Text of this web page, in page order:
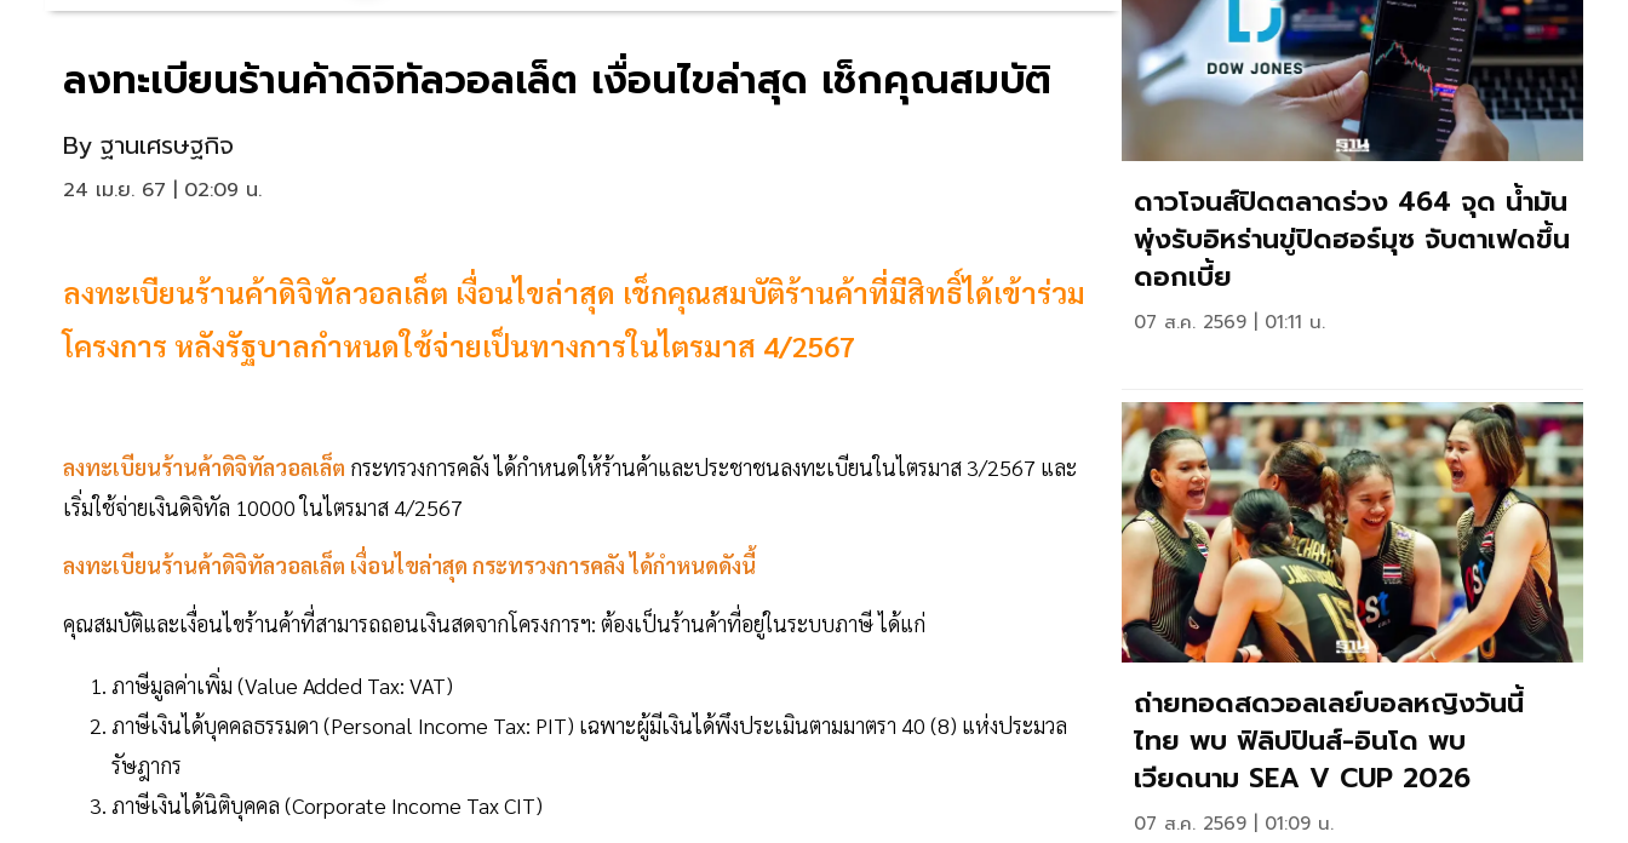
ลงทะเบียนร้านค้าดิจิทัลวอลเล็ต เงื่อนไขล่าสุด เช็กคุณสมบัติ
By ฐานเศรษฐกิจ
24 เม.ย. 67 | 02:09 น.
ลงทะเบียนร้านค้าดิจิทัลวอลเล็ต เงื่อนไขล่าสุด เช็กคุณสมบัติร้านค้าที่มีสิทธิ์ได้เข้าร่วม
โครงการ หลังรัฐบาลกำหนดใช้จ่ายเป็นทางการในไตรมาส 4/2567
ลงทะเบียนร้านค้าดิจิทัลวอลเล็ต กระทรวงการคลัง ได้กำหนดให้ร้านค้าและประชาชนลงทะเบียนในไตรมาส 3/2567 และ
เริ่มใช้จ่ายเงินดิจิทัล 10000 ในไตรมาส 4/2567
ลงทะเบียนร้านค้าดิจิทัลวอลเล็ต เงื่อนไขล่าสุด กระทรวงการคลัง ได้กำหนดดังนี้
คุณสมบัติและเงื่อนไขร้านค้าที่สามารถถอนเงินสดจากโครงการฯ: ต้องเป็นร้านค้าที่อยู่ในระบบภาษี ได้แก่
ภาษีมูลค่าเพิ่ม (Value Added Tax: VAT)
ภาษีเงินได้บุคคลธรรมดา (Personal Income Tax: PIT) เฉพาะผู้มีเงินได้พึงประเมินตามมาตรา 40 (8) แห่งประมวล
รัษฎากร
ภาษีเงินได้นิติบุคคล (Corporate Income Tax CIT)
ดาวโจนส์ปิดตลาดร่วง 464 จุด น้ำมัน
พุ่งรับอิหร่านขู่ปิดฮอร์มุซ จับตาเฟดขึ้น
ดอกเบี้ย
07 ส.ค. 2569 | 01:11 น.
ถ่ายทอดสดวอลเลย์บอลหญิงวันนี้
ไทย พบ ฟิลิปปินส์-อินโด พบ
เวียดนาม SEA V CUP 2026
07 ส.ค. 2569 | 01:09 น.